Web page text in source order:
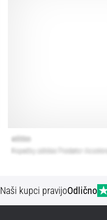
Naši kupci pravijoOdlično